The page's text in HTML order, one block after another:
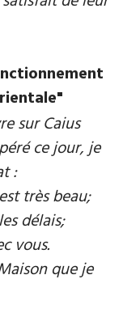
sur Caius
ce jour, je
:
très beau;
délais;
vous.
que je